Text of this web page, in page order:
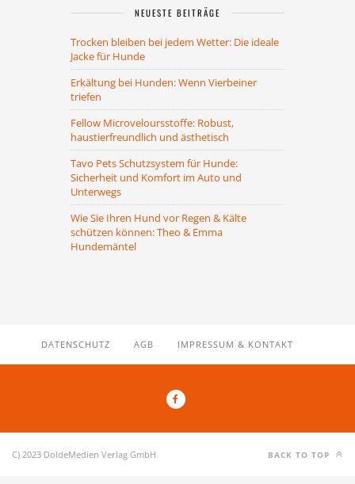
NEUESTE BEITRÄGE
Trocken bleiben bei jedem Wetter: Die ideale
Jacke für Hunde
Erkältung bei Hunden: Wenn Vierbeiner
triefen
Fellow Microveloursstoffe: Robust,
haustierfreundlich und ästhetisch
Tavo Pets Schutzsystem für Hunde:
Sicherheit und Komfort im Auto und
Unterwegs
Wie Sie Ihren Hund vor Regen & Kälte
schützen können: Theo & Emma
Hundemäntel
DATENSCHUTZ AGB IMPRESSUM & KONTAKT
C) 2023 DoldeMedien Verlag GmbH BACK TO TOP